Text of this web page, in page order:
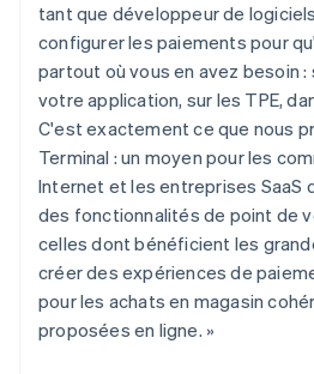
tant que développeur de
configurer les paiements pour
partout où vous en avez besoin
votre application, sur les TPE,
C'est exactement ce que nous
Terminal : un moyen pour les
Internet et les entreprises
des fonctionnalités de point de
celles dont bénéficient les
créer des expériences de
pour les achats en magasin
proposées en ligne. »